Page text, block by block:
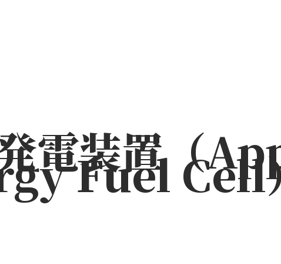
電装置（
Fuel Cell